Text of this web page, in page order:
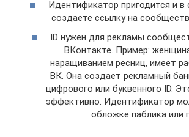
Идентификатор пригодится и в
создаете ссылку на
ID нужен для рекламы
ВКонтакте. Пример:
наращиванием ресниц, имеет
ВК. Она создает рекламный
цифрового или буквенного ID.
эффективно. Идентификатор
обложке паблика или